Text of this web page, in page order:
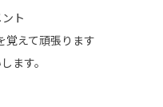
ト
覚えて頑張ります
ます。